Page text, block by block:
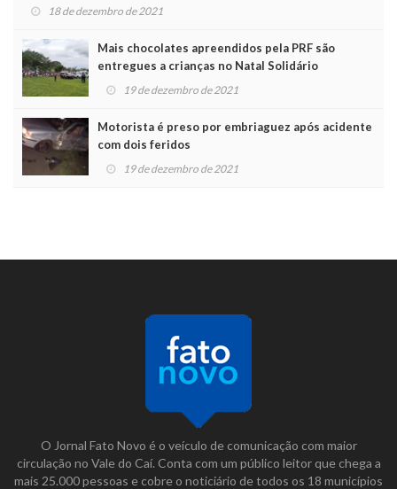
18 de dezembro de 2021
Mais chocolates apreendidos pela PRF são
entregues a crianças no Natal Solidário
19 de dezembro de 2021
Motorista é preso por embriaguez após acidente
com dois feridos
19 de dezembro de 2021
O Jornal Fato Novo é o veículo de comunicação com maior
circulação no Vale do Caí. Conta com um público leitor que chega a
mais 25.000 pessoas e cobre o noticiário de todos os 18 municípios